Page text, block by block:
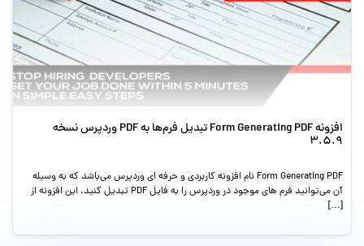
افزونه Form Generating PDF تبدیل فرم‌ها به PDF وردپرس نسخه
3.5.9
Form Generating PDF نام افزونه کاربردی و حرفه ای وردپرس می‌باشد که به وسیله
آن می‌توانید فرم های موجود در وردپرس را به فایل PDF تبدیل کنید. این افزونه از
[…]